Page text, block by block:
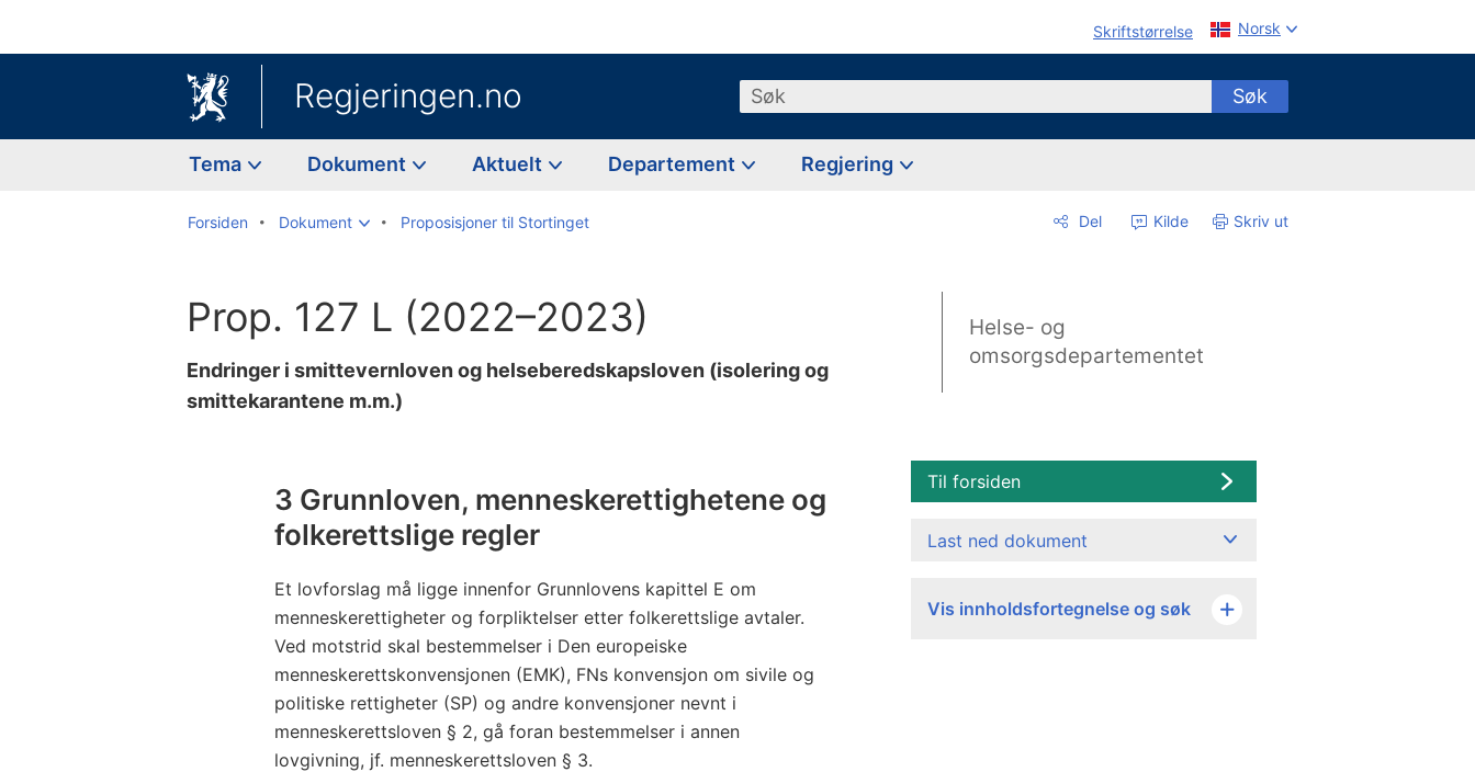
Skriftstørrelse Norsk
Regjeringen.no Søk Søk
Tema Dokument Aktuelt Departement Regjering
Forsiden Dokument Proposisjoner til Stortinget Del Kilde Skriv ut
Prop. 127 L (2022–2023)
Endringer i smittevernloven og helseberedskapsloven (isolering og
smittekarantene m.m.)
Helse- og
omsorgsdepartementet
3 Grunnloven, menneskerettighetene og
folkerettslige regler
Et lovforslag må ligge innenfor Grunnlovens kapittel E om
menneskerettigheter og forpliktelser etter folkerettslige avtaler.
Ved motstrid skal bestemmelser i Den europeiske
menneskerettskonvensjonen (EMK), FNs konvensjon om sivile og
politiske rettigheter (SP) og andre konvensjoner nevnt i
menneskerettsloven § 2, gå foran bestemmelser i annen
lovgivning, jf. menneskerettsloven § 3.
Til forsiden
Last ned dokument
Vis innholdsfortegnelse og søk